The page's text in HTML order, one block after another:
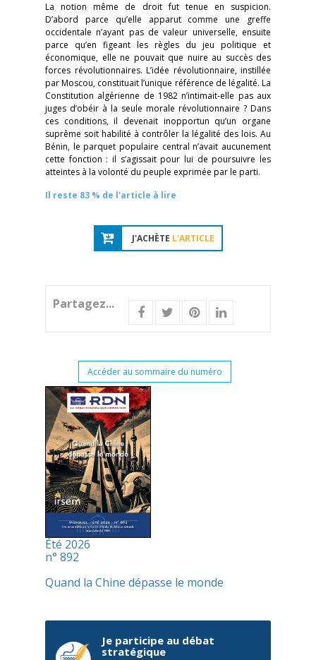
La notion même de droit fut tenue en suspicion.
D’abord parce qu’elle apparut comme une greffe
occidentale n’ayant pas de valeur universelle, ensuite
parce qu’en figeant les règles du jeu politique et
économique, elle ne pouvait que nuire au succès des
forces révolutionnaires. L’idée révolutionnaire, instillée
par Moscou, constituait l’unique référence de légalité. La
Constitution algérienne de 1982 n’intimait-elle pas aux
juges d’obéir à la seule morale révolutionnaire ? Dans
ces conditions, il devenait inopportun qu’un organe
suprême soit habilité à contrôler la légalité des lois. Au
Bénin, le parquet populaire central n’avait aucunement
cette fonction : il s’agissait pour lui de poursuivre les
atteintes à la volonté du peuple exprimée par le parti.
Il reste 83 % de l'article à lire
J'ACHÈTE L'ARTICLE
Partagez...
Accéder au sommaire du numéro
Été 2026
n° 892
Quand la Chine dépasse le monde
Je participe au débat
stratégique